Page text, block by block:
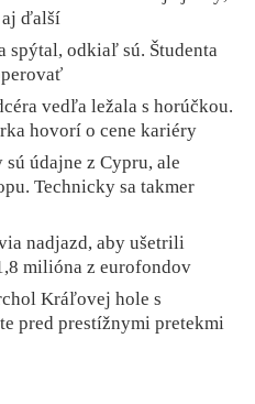
ďalší
spýtal, odkiaľ sú. Študenta
vedľa ležala s horúčkou.
hovorí o cene kariéry
údajne z Cypru, ale
Technicky sa takmer
nadjazd, aby ušetrili
milióna z eurofondov
Kráľovej hole s
pred prestížnymi pretekmi